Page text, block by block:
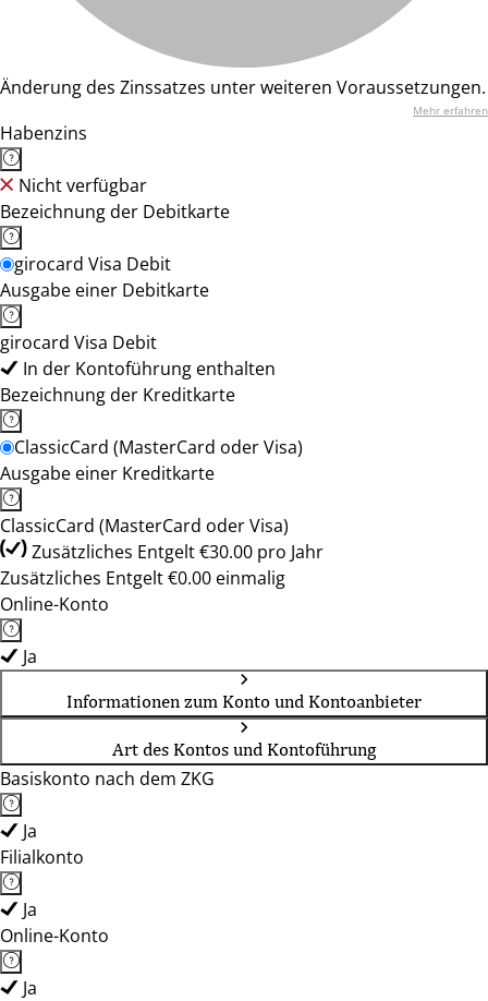
Änderung des Zinssatzes unter weiteren Voraussetzungen.
Mehr erfahren
Habenzins
Nicht verfügbar
Bezeichnung der Debitkarte
girocard Visa Debit
Ausgabe einer Debitkarte
girocard Visa Debit
In der Kontoführung enthalten
Bezeichnung der Kreditkarte
ClassicCard (MasterCard oder Visa)
Ausgabe einer Kreditkarte
ClassicCard (MasterCard oder Visa)
Zusätzliches Entgelt €30.00 pro Jahr
Zusätzliches Entgelt €0.00 einmalig
Online-Konto
Ja
Informationen zum Konto und Kontoanbieter
Art des Kontos und Kontoführung
Basiskonto nach dem ZKG
Ja
Filialkonto
Ja
Online-Konto
Ja